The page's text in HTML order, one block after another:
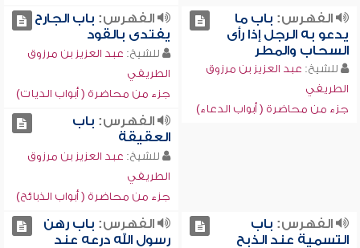
الفهرس: باب ما
يدعو به الرجل إذا رأى
السحاب والمطر
للشيخ: عبد العزيز بن مرزوق
الطريفي
جزء من محاضرة ( أبواب الدعاء)
الفهرس: باب الجارح
يفتدى بالقود
للشيخ: عبد العزيز بن مرزوق
الطريفي
جزء من محاضرة ( أبواب الديات)
الفهرس: باب
العقيقة
للشيخ: عبد العزيز بن مرزوق
الطريفي
جزء من محاضرة ( أبواب الذبائح)
الفهرس: باب
التسمية عند الذبح
الفهرس: باب رهن
رسول الله درعه عند